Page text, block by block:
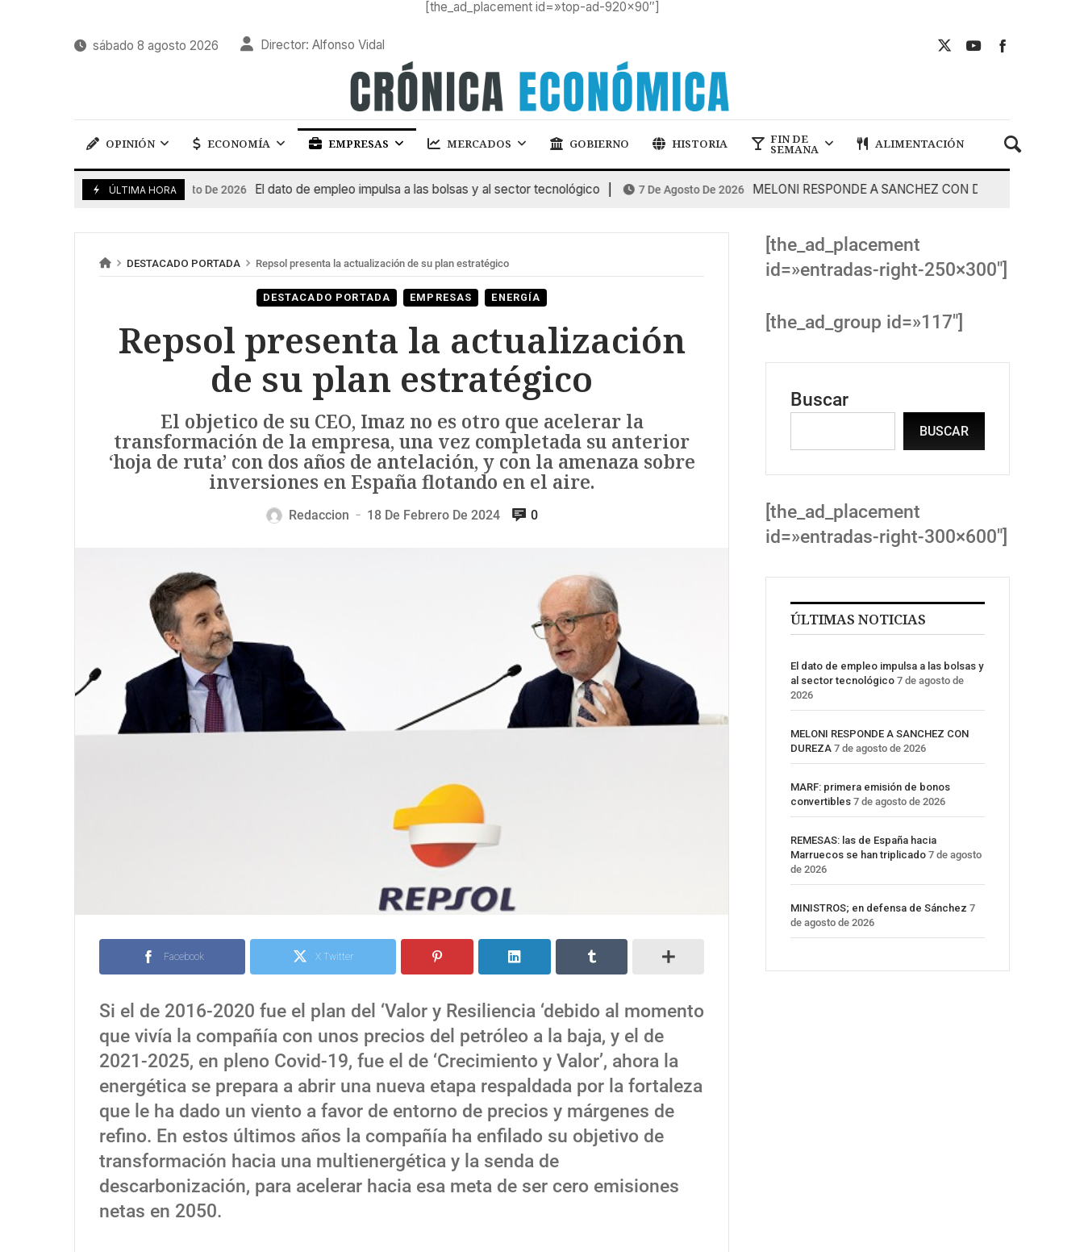
[the_ad_placement id=»top-ad-920×90″]
sábado 8 agosto 2026 Director: Alfonso Vidal
OPINIÓN ECONOMÍA EMPRESAS MERCADOS GOBIERNO HISTORIA FIN DE
SEMANA ALIMENTACIÓN
ÚLTIMA HORA
7 De Agosto De 2026 El dato de empleo impulsa a las bolsas y al sector tecnológico 7 De Agosto De 2026 MELONI RESPONDE A SANCHEZ CON DUREZA
DESTACADO PORTADA Repsol presenta la actualización de su plan estratégico
DESTACADO PORTADA EMPRESAS ENERGÍA
Repsol presenta la actualización
de su plan estratégico
El objetico de su CEO, Imaz no es otro que acelerar la
transformación de la empresa, una vez completada su anterior
‘hoja de ruta’ con dos años de antelación, y con la amenaza sobre
inversiones en España flotando en el aire.
Redaccion — 18 De Febrero De 2024 0
Facebook X Twitter
Si el de 2016-2020 fue el plan del ‘Valor y Resiliencia ‘debido al momento
que vivía la compañía con unos precios del petróleo a la baja, y el de
2021-2025, en pleno Covid-19, fue el de ‘Crecimiento y Valor’, ahora la
energética se prepara a abrir una nueva etapa respaldada por la fortaleza
que le ha dado un viento a favor de entorno de precios y márgenes de
refino. En estos últimos años la compañía ha enfilado su objetivo de
transformación hacia una multienergética y la senda de
descarbonización, para acelerar hacia esa meta de ser cero emisiones
netas en 2050.
[the_ad_placement
id=»entradas-right-250×300″]
[the_ad_group id=»117″]
Buscar
BUSCAR
[the_ad_placement
id=»entradas-right-300×600″]
ÚLTIMAS NOTICIAS
El dato de empleo impulsa a las bolsas y
al sector tecnológico 7 de agosto de
2026
MELONI RESPONDE A SANCHEZ CON
DUREZA 7 de agosto de 2026
MARF: primera emisión de bonos
convertibles 7 de agosto de 2026
REMESAS: las de España hacia
Marruecos se han triplicado 7 de agosto
de 2026
MINISTROS; en defensa de Sánchez 7
de agosto de 2026